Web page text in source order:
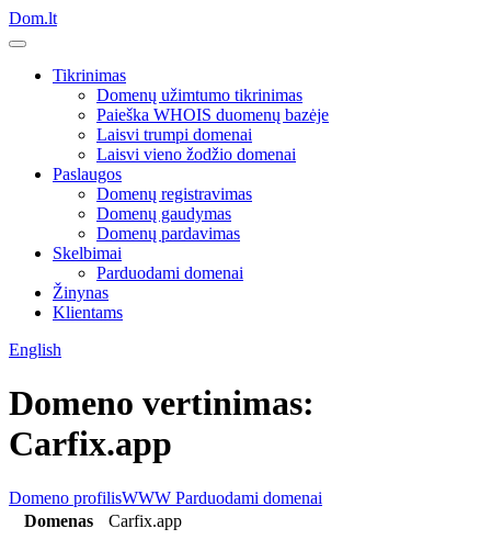
Dom.lt
Tikrinimas
Domenų užimtumo tikrinimas
Paieška WHOIS duomenų bazėje
Laisvi trumpi domenai
Laisvi vieno žodžio domenai
Paslaugos
Domenų registravimas
Domenų gaudymas
Domenų pardavimas
Skelbimai
Parduodami domenai
Žinynas
Klientams
English
Domeno vertinimas:
Carfix.app
Domeno profilisWWW Parduodami domenai
Domenas
Carfix.app